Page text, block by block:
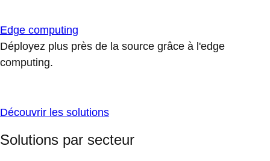
Edge computing
Déployez plus près de la source grâce à l'edge
computing.
Découvrir les solutions
Solutions par secteur